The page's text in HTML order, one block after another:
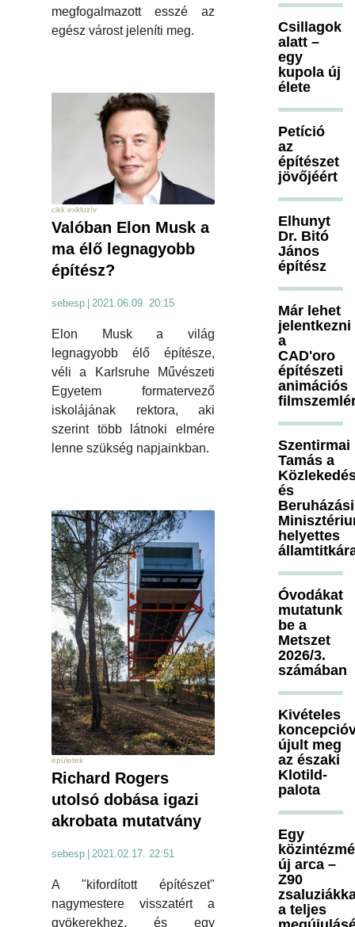
megfogalmazott esszé az
egész várost jeleníti meg.
cikk exkluzív
Valóban Elon Musk a
ma élő legnagyobb
építész?
sebesp 2021.06.09. 20:15
Elon Musk a világ
legnagyobb élő építésze,
véli a Karlsruhe Művészeti
Egyetem formatervező
iskolájának rektora, aki
szerint több látnoki elmére
lenne szükség napjainkban.
épületek
Richard Rogers
utolsó dobása igazi
akrobata mutatvány
sebesp 2021.02.17. 22:51
A "kifordított építészet"
nagymestere visszatért a
gyökerekhez, és egy
Csillagok
alatt –
egy
kupola új
élete
Petíció
az
építészet
jövőjéért
Elhunyt
Dr. Bitó
János
építész
Már lehet
jelentkezni
a
CAD'oro
építészeti
animációs
Szentirmai
Tamás a
és
Beruházási
helyettes
Óvodákat
mutatunk
be a
Metszet
2026/3.
számában
Kivételes
újult meg
az északi
Klotild-
palota
Egy
új arca –
Z90
a teljes